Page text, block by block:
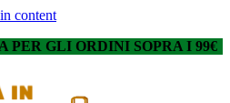
content
PER GLI ORDINI SOPRA I 99€